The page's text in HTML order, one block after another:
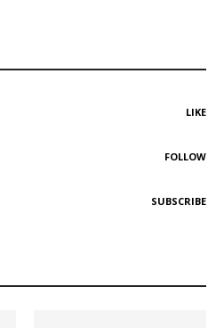
LIKE
FOLLOW
SUBSCRIBE